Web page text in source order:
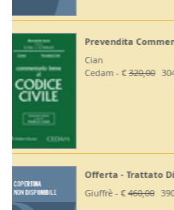
Giuffrè - €195,00